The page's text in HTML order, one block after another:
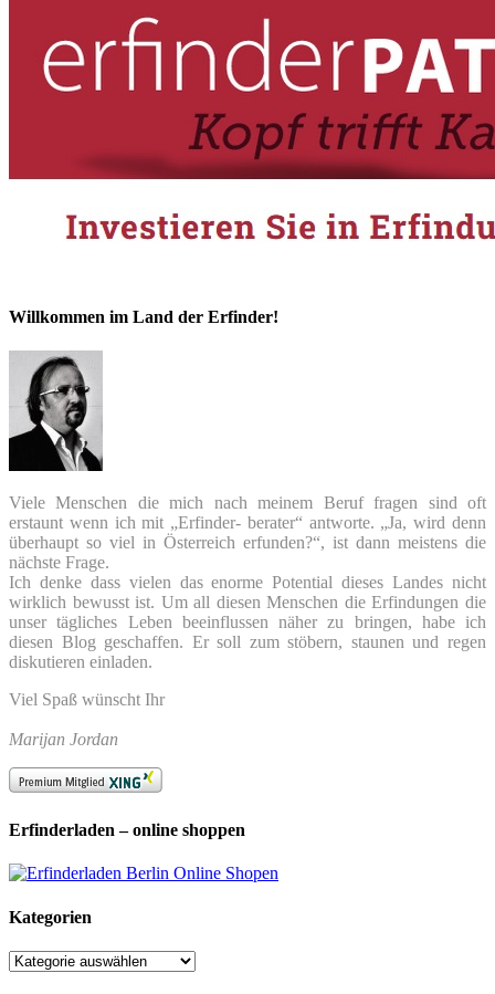
Willkommen im Land der Erfinder!
Viele Menschen die mich nach meinem Beruf fragen sind oft
erstaunt wenn ich mit „Erfinder- berater“ antworte. „Ja, wird denn
überhaupt so viel in Österreich erfunden?“, ist dann meistens die
nächste Frage.
Ich denke dass vielen das enorme Potential dieses Landes nicht
wirklich bewusst ist. Um all diesen Menschen die Erfindungen die
unser tägliches Leben beeinflussen näher zu bringen, habe ich
diesen Blog geschaffen. Er soll zum stöbern, staunen und regen
diskutieren einladen.
Viel Spaß wünscht Ihr
Marijan Jordan
Erfinderladen – online shoppen
Kategorien
Kategorien